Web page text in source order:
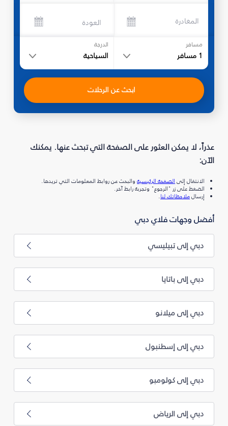
المغادرة العودة
مسافر
1 مسافر
الدرجة
السياحية
ابحث عن الرحلات
عذراً، لا يمكن العثور على الصفحة التي تبحث عنها. يمكنك
الآن:
الانتقال إلىالصفحة الرئيسيةوالبحث عن روابط المعلومات التي تريدها.
الضغط على زر "الرجوع" وتجربة رابط آخر.
إرسالملاحظاتك لنا.
أفضل وجهات فلاي دبي
دبي إلى تبيليسي
دبي إلى باتايا
دبي إلى ميلانو
دبي إلى إسطنبول
دبي إلى كولومبو
دبي إلى الرياض